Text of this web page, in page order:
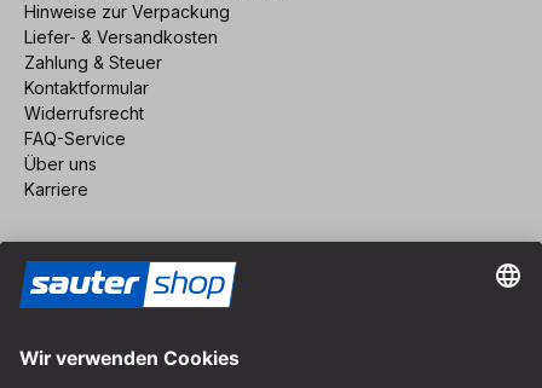
Hinweise zur Verpackung
Liefer- & Versandkosten
Zahlung & Steuer
Kontaktformular
Widerrufsrecht
FAQ-Service
Über uns
Karriere